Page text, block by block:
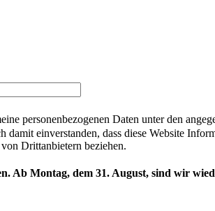
personenbezogenen Daten unter den
damit einverstanden, dass diese Website
Drittanbietern beziehen.
Ab Montag, dem 31. August, sind wir